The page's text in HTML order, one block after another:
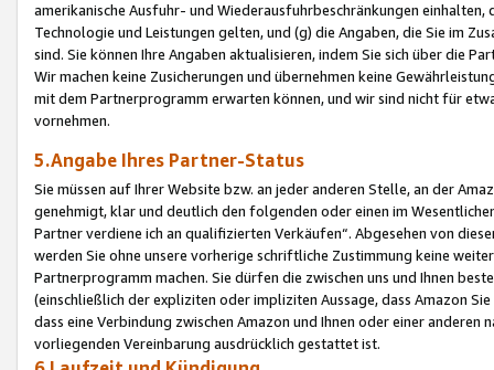
amerikanische Ausfuhr- und Wiederausfuhrbeschränkungen
Technologie und Leistungen gelten, und (g) die Angaben, die Sie im
sind. Sie können Ihre Angaben aktualisieren, indem Sie sich über die
Wir machen keine Zusicherungen und übernehmen keine
mit dem Partnerprogramm erwarten können, und wir sind nicht für
vornehmen.
5.Angabe Ihres Partner-Status
Sie müssen auf Ihrer Website bzw. an jeder anderen Stelle, an der
genehmigt, klar und deutlich den folgenden oder einen im
Partner verdiene ich an qualifizierten Verkäufen“. Abgesehen von
werden Sie ohne unsere vorherige schriftliche Zustimmung keine
Partnerprogramm machen. Sie dürfen die zwischen uns und Ihnen
(einschließlich der expliziten oder impliziten Aussage, dass Amazon
dass eine Verbindung zwischen Amazon und Ihnen oder einer
vorliegenden Vereinbarung ausdrücklich gestattet ist.